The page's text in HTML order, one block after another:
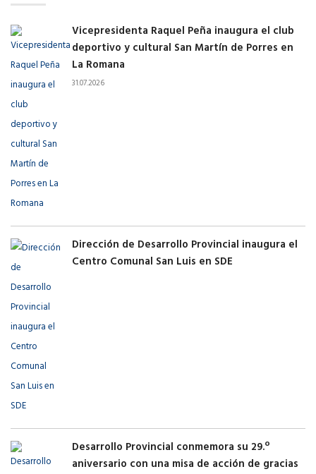
Vicepresidenta Raquel Peña inaugura el club
deportivo y cultural San Martín de Porres en
La Romana
31.07.2026
Dirección de Desarrollo Provincial inaugura el
Centro Comunal San Luis en SDE
Desarrollo Provincial conmemora su 29.º
aniversario con una misa de acción de gracias